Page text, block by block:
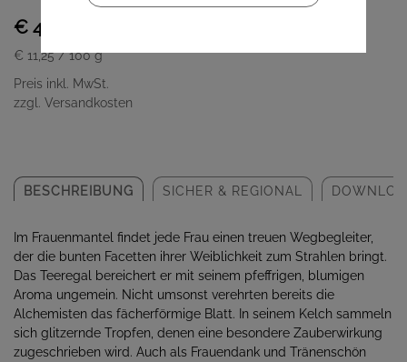
€ 4,50
€ 11,25 / 100 g
Preis inkl. MwSt.
zzgl. Versandkosten
BESCHREIBUNG SICHER & REGIONAL
Im Frauenmantel findet jede Frau einen treuen Wegbegleiter,
der die bunten Facetten ihrer Weiblichkeit zum Strahlen bringt.
Das Teeregal bereichert er mit seinem pfeffrigen, blumigen
Aroma ungemein. Nicht umsonst verehrten bereits die
Alchemisten das fächerförmige Blatt. In seinem Kelch sammeln
sich glitzernde Tropfen, denen eine besondere Zauberwirkung
zugeschrieben wird. Auch als Frauendank und Tränenschön